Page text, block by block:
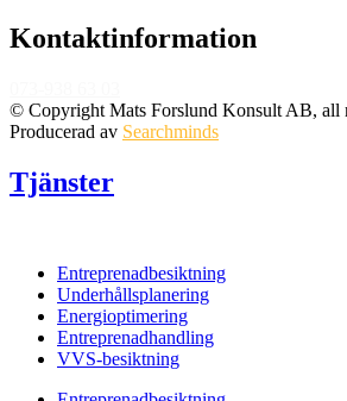
Kontaktinformation
© Copyright Mats Forslund Konsult AB, all
Producerad av Searchminds
Tjänster
Entreprenadbesiktning
Underhållsplanering
Energioptimering
Entreprenadhandling
VVS-besiktning